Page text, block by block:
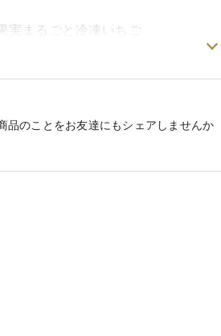
実まるごと冷凍いちご
すく500gづつに個包装してます。
品のことをお友達にもシェアしませんか